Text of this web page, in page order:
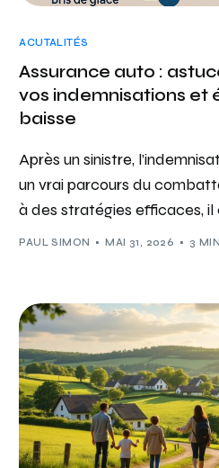
ACUTALITÉS
Assurance auto :
vos indemnisations et
baisse
Après un sinistre,
un vrai parcours du
à des stratégies efficaces,
PAUL SIMON MAI 31, 2026 3